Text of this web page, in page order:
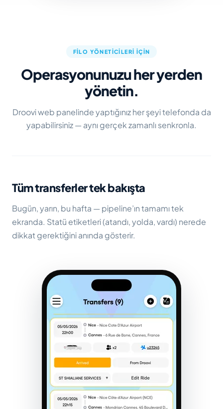
FILO YÖNETICILERI IÇIN
Operasyonunuzu her yerden
yönetin.
Droovi web panelinde yaptığınız her şeyi telefonda da
yapabilirsiniz — aynı gerçek zamanlı senkronla.
Tüm transferler tek bakışta
Bugün, yarın, bu hafta — pipeline’ın tamamı tek
ekranda. Statü etiketleri (atandı, yolda, vardı) nerede
dikkat gerektiğini anında gösterir.